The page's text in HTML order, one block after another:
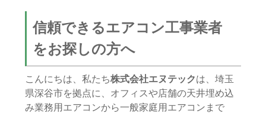
信頼できるエアコン工事業者
をお探しの方へ
こんにちは、私たち株式会社エヌテックは、埼玉
県深谷市を拠点に、オフィスや店舗の天井埋め込
み業務用エアコンから一般家庭用エアコンまで